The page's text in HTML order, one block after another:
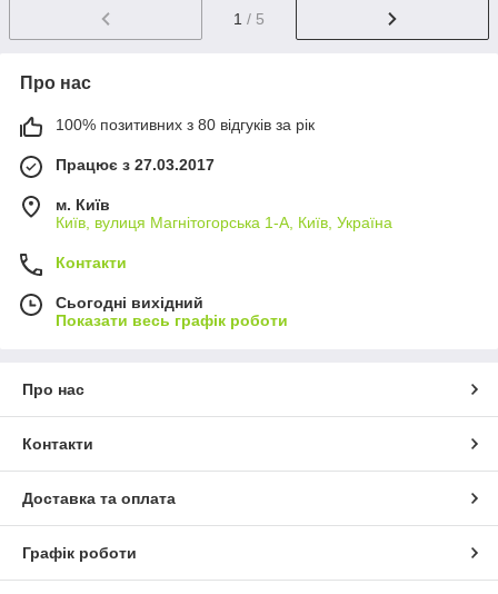
1 / 5
Про нас
100% позитивних з 80 відгуків за рік
Працює з 27.03.2017
м. Київ
Київ, вулиця Магнітогорська 1-А, Київ, Україна
Контакти
Сьогодні вихідний
Показати весь графік роботи
Про нас
Контакти
Доставка та оплата
Графік роботи